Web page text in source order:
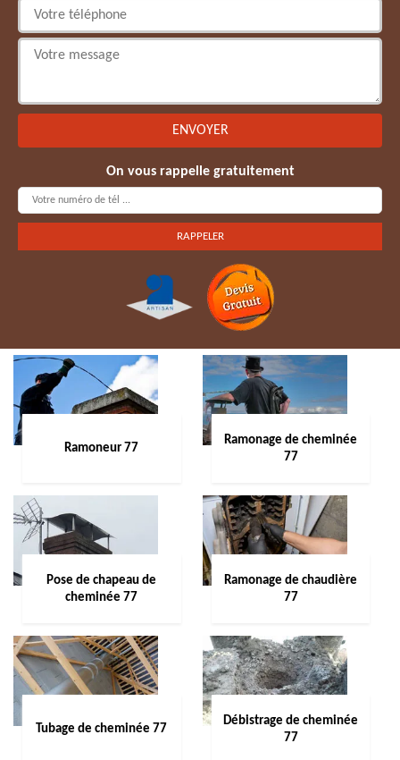
On vous rappelle gratuitement
Ramoneur 77
Ramonage de cheminée
77
Pose de chapeau de
cheminée 77
Ramonage de chaudière
77
Tubage de cheminée 77
Débistrage de cheminée
77